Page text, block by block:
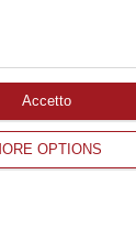
OPTIONS
Accetto
testata
Tutti i diritti